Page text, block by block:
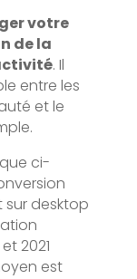
votre
de la
. Il
entre les
et le
ci-
sur desktop
2021
est